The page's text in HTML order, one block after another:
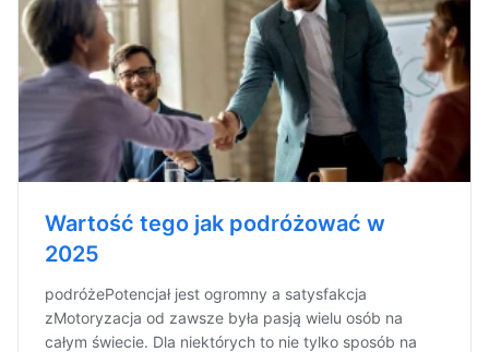
Wartość tego jak podróżować w
2025
podróżePotencjał jest ogromny a satysfakcja
zMotoryzacja od zawsze była pasją wielu osób na
całym świecie. Dla niektórych to nie tylko sposób na